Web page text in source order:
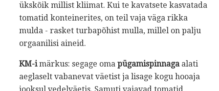
ükskõik millist kliimat. Kui te kavatsete kasvatada
tomatid konteinerites, on teil vaja väga rikka
mulda - rasket turbapõhist mulla, millel on palju
orgaanilisi aineid.
KM-imärkus: segage oma pügamispinnagaalati
aeglaselt vabanevat väetist ja lisage kogu hooaja